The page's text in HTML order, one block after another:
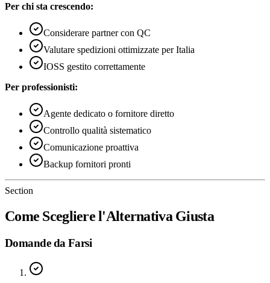
Per chi sta crescendo:
Considerare partner con QC
Valutare spedizioni ottimizzate per Italia
IOSS gestito correttamente
Per professionisti:
Agente dedicato o fornitore diretto
Controllo qualità sistematico
Comunicazione proattiva
Backup fornitori pronti
Section
Come Scegliere l'Alternativa Giusta
Domande da Farsi